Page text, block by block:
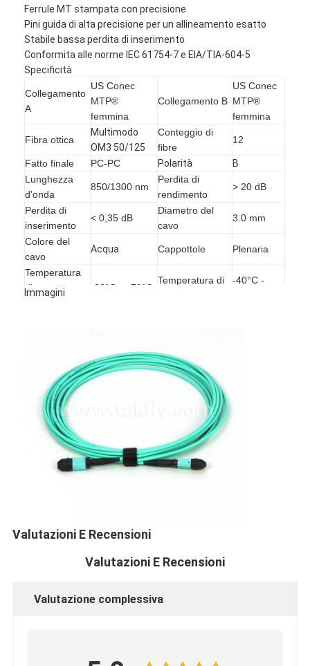
Ferrule MT stampata con precisione
Pini guida di alta precisione per un allineamento esatto
Stabile bassa perdita di inserimento
Conformita alle norme IEC 61754-7 e EIA/TIA-604-5
Specificità
Collegamento
A
US Conec
MTP®
femmina
Collegamento B
US Conec
MTP®
femmina
Fibra ottica
Multimodo
OM3 50/125
Conteggio di
fibre
12
Fatto finale PC-PC Polarità
B
Lunghezza
d'onda
850/1300 nm
Perdita di
rendimento
> 20 dB
Perdita di
inserimento
< 0,35 dB
Diametro del
cavo
3.0 mm
Colore del
cavo
Acqua Cappottole Plenaria
Temperatura
di
-20°C - +70°C
Temperatura di
-40°C -
Immagini
Valutazioni E Recensioni
Valutazioni E Recensioni
Valutazione complessiva